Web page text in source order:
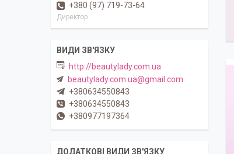
+380 (97) 719-73-64
Директор
http://beautylady.com.ua
beautylady.com.ua@gmail.com
+380634550843
+380634550843
+380977197364